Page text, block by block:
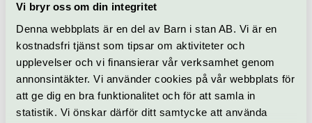
Vi bryr oss om din integritet
Denna webbplats är en del av Barn i stan AB. Vi är en
kostnadsfri tjänst som tipsar om aktiviteter och
upplevelser och vi finansierar vår verksamhet genom
annonsintäkter. Vi använder cookies på vår webbplats för
att ge dig en bra funktionalitet och för att samla in
statistik. Vi önskar därför ditt samtycke att använda